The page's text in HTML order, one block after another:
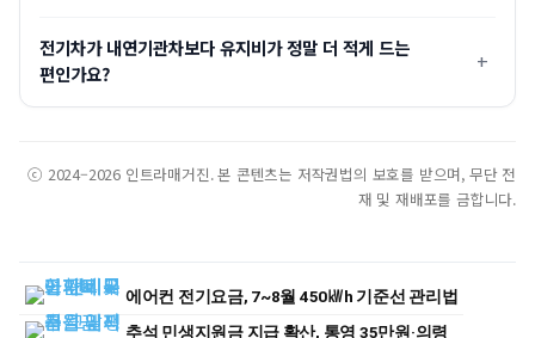
전기차가 내연기관차보다 유지비가 정말 더 적게 드는
편인가요?
ⓒ 2024–2026 인트라매거진. 본 콘텐츠는 저작권법의 보호를 받으며, 무단 전
재 및 재배포를 금합니다.
에어컨 전기요금, 7~8월 450㎾h 기준선 관리법
추석 민생지원금 지급 확산, 통영 35만원·의령